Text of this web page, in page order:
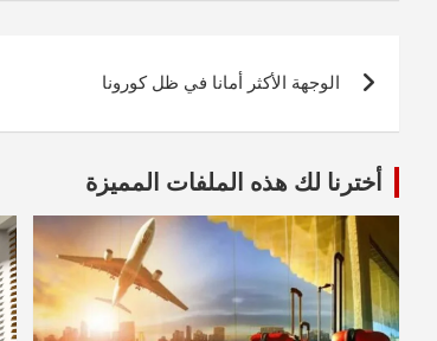
المقالات
الوجهة الأكثر أمانا في ظل كورونا
أخترنا لك هذه الملفات المميزة